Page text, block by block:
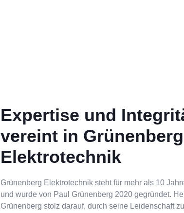
Expertise und
vereint in Grünenberg
Elektrotechnik
Grünenberg Elektrotechnik steht für mehr als 10
und wurde von Paul Grünenberg 2020 gegründet.
Grünenberg stolz darauf, durch seine Leidenschaft